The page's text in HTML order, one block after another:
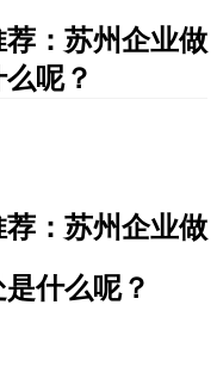
：苏州企业做
呢？
：苏州企业做
什么呢？